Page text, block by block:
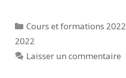
Catégories
Cours et formations 2022
2022
Laisser un commentaire